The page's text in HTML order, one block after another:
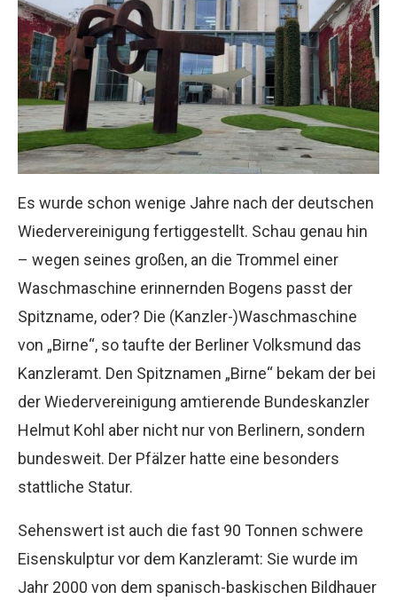
Es wurde schon wenige Jahre nach der deutschen
Wiedervereinigung fertiggestellt. Schau genau hin
– wegen seines großen, an die Trommel einer
Waschmaschine erinnernden Bogens passt der
Spitzname, oder? Die (Kanzler-)Waschmaschine
von „Birne“, so taufte der Berliner Volksmund das
Kanzleramt. Den Spitznamen „Birne“ bekam der bei
der Wiedervereinigung amtierende Bundeskanzler
Helmut Kohl aber nicht nur von Berlinern, sondern
bundesweit. Der Pfälzer hatte eine besonders
stattliche Statur.
Sehenswert ist auch die fast 90 Tonnen schwere
Eisenskulptur vor dem Kanzleramt: Sie wurde im
Jahr 2000 von dem spanisch-baskischen Bildhauer